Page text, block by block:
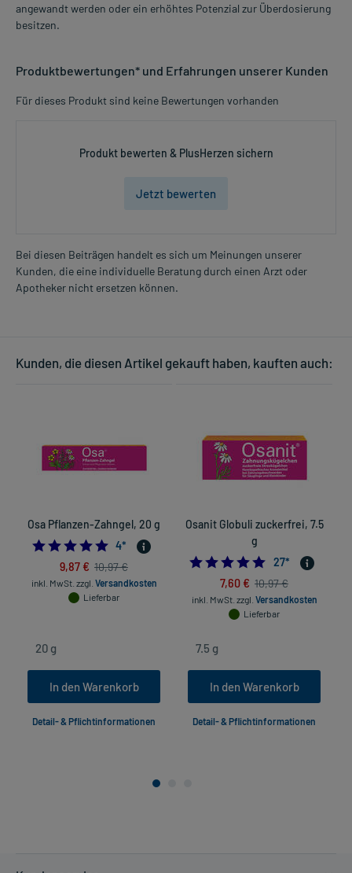
angewandt werden oder ein erhöhtes Potenzial zur Überdosierung
besitzen.
Produktbewertungen* und Erfahrungen unserer Kunden
Für dieses Produkt sind keine Bewertungen vorhanden
Produkt bewerten & PlusHerzen sichern
Jetzt bewerten
Bei diesen Beiträgen handelt es sich um Meinungen unserer
Kunden, die eine individuelle Beratung durch einen Arzt oder
Apotheker nicht ersetzen können.
Kunden, die diesen Artikel gekauft haben, kauften auch:
Osa Pflanzen-Zahngel, 20 g
5.0
4*
9,87 € 10,97 €
inkl. MwSt. zzgl. Versandkosten
Lieferbar
In den Warenkorb
Detail- & Pflichtinformationen
Osanit Globuli zuckerfrei, 7.5
g
27*
7,60 € 10,97 €
inkl. MwSt. zzgl. Versandkosten
Lieferbar
In den Warenkorb
Detail- & Pflichtinformationen